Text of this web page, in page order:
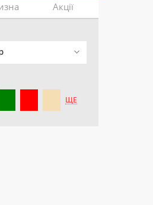
Акції
ЩЕ